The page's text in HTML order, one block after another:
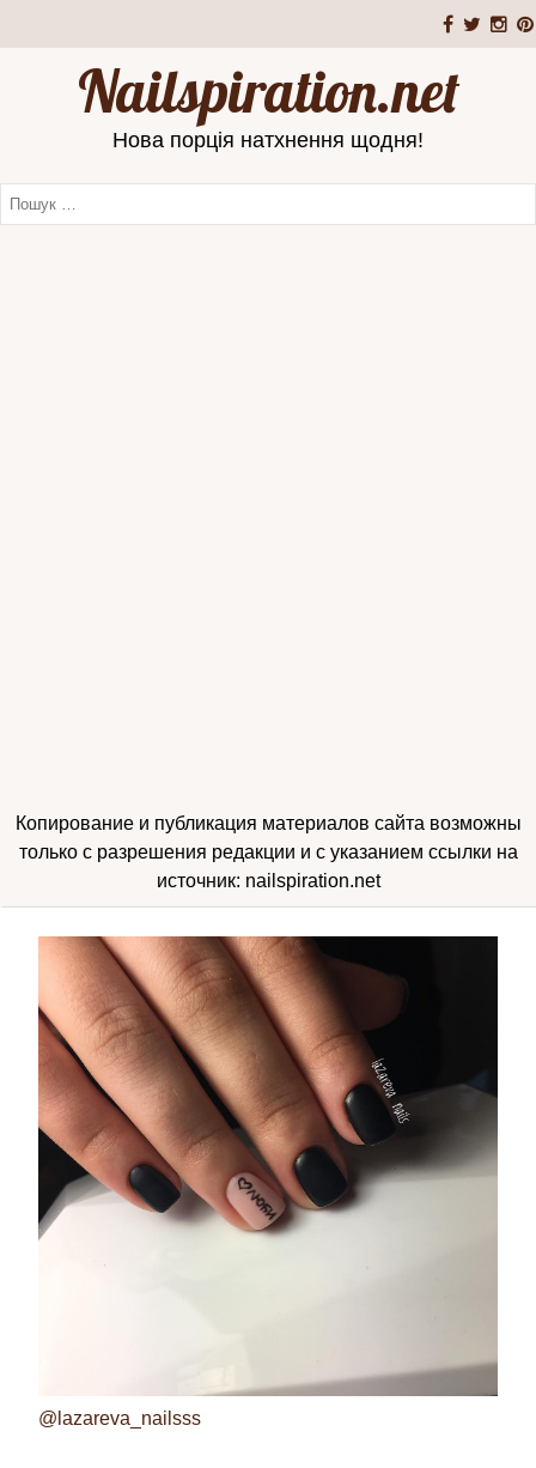
Nailspiration.net
Нова порція натхнення щодня!
Копирование и публикация материалов сайта возможны
только с разрешения редакции и с указанием ссылки на
источник: nailspiration.net
@lazareva_nailsss